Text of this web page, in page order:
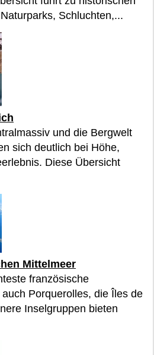
Schluchten,...
und die Bergwelt
sich deutlich bei Höhe,
Diese Übersicht
Mittelmeer
französische
Porquerolles, die Îles de
Inselgruppen bieten